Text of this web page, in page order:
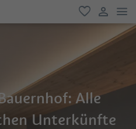
oblíbené
Alle
Unterkünfte